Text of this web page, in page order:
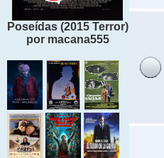
Poseídas (2015 Terror)
por macana555